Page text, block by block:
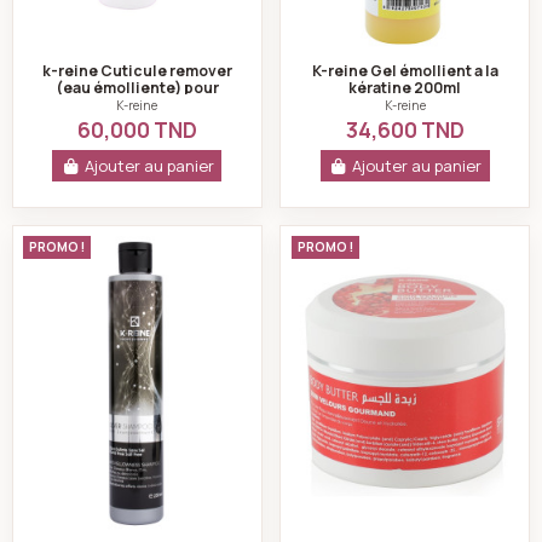
k-reine Cuticule remover
(eau émolliente) pour
ongles 400ml
K-reine
60,000 TND
Ajouter au panier
K-reine Gel émollient a la
kératine 200ml
K-reine
34,600 TND
Ajouter au panier
k-reine Silver shampoing sans sulfate 250 ml
PROMO ! PROMO !